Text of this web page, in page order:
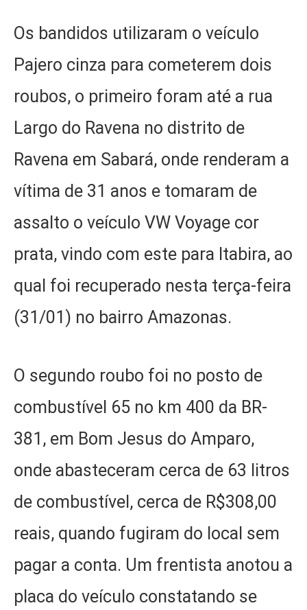
Os bandidos utilizaram o veículo
Pajero cinza para cometerem dois
roubos, o primeiro foram até a rua
Largo do Ravena no distrito de
Ravena em Sabará, onde renderam a
vítima de 31 anos e tomaram de
assalto o veículo VW Voyage cor
prata, vindo com este para Itabira, ao
qual foi recuperado nesta terça-feira
(31/01) no bairro Amazonas.
O segundo roubo foi no posto de
combustível 65 no km 400 da BR-
381, em Bom Jesus do Amparo,
onde abasteceram cerca de 63 litros
de combustível, cerca de R$308,00
reais, quando fugiram do local sem
pagar a conta. Um frentista anotou a
placa do veículo constatando se